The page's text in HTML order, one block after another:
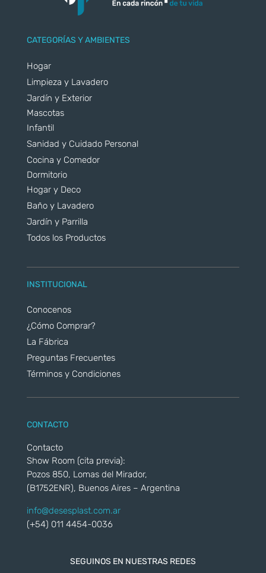
CATEGORÍAS Y AMBIENTES
Hogar
Limpieza y Lavadero
Jardín y Exterior
Mascotas
Infantil
Sanidad y Cuidado Personal
Cocina y Comedor
Dormitorio
Hogar y Deco
Baño y Lavadero
Jardín y Parrilla
Todos los Productos
INSTITUCIONAL
Conocenos
¿Cómo Comprar?
La Fábrica
Preguntas Frecuentes
Términos y Condiciones
CONTACTO
Contacto
Show Room (cita previa):
Pozos 850, Lomas del Mirador,
(B1752ENR), Buenos Aires – Argentina
info@desesplast.com.ar
(+54) 011 4454-0036
SEGUINOS EN NUESTRAS REDES